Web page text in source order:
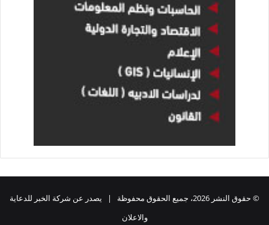
© حقوق النشر 2026، جميع الحقوق محفوظة | يصدر عن شركة الخبر للدعاية
والاعلان